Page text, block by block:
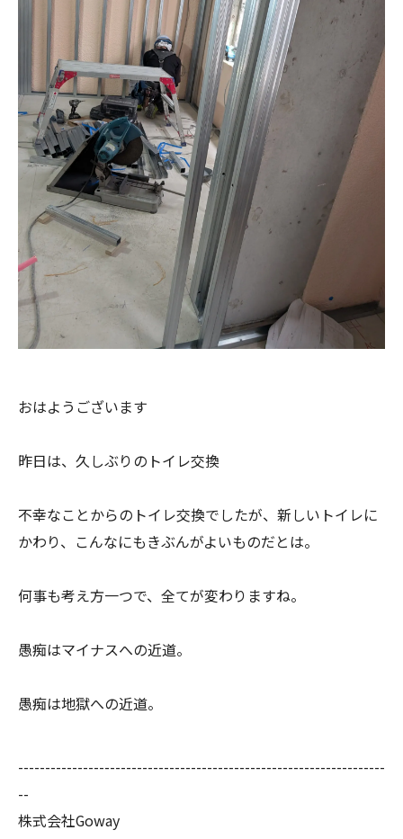
おはようございます
昨日は、久しぶりのトイレ交換
不幸なことからのトイレ交換でしたが、新しいトイレに
かわり、こんなにもきぶんがよいものだとは。
何事も考え方一つで、全てが変わりますね。
愚痴はマイナスへの近道。
愚痴は地獄への近道。
--------------------------------------------------------------------
--
株式会社Goway